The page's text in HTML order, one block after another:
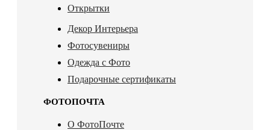
Открытки
Декор Интерьера
Фотосувениры
Одежда с Фото
Подарочные сертификаты
ФОТОПОЧТА
О ФотоПочте